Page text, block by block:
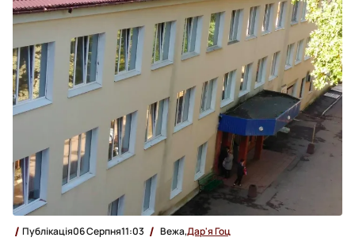
Публікація06 Серпня11:03 Вежа,Дар'я Гоц